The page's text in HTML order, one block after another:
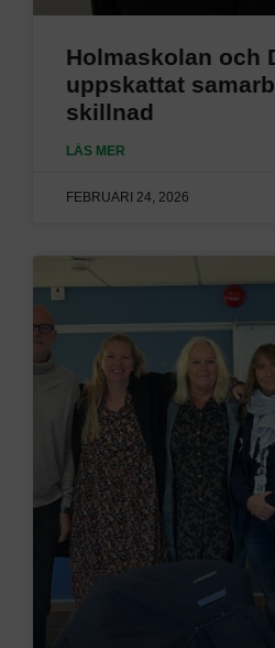
Holmaskolan och
uppskattat
skillnad
LÄS MER
FEBRUARI 24, 2026